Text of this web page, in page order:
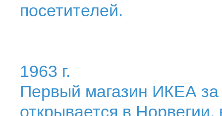
посетителей.
1963 г.
Первый магазин ИКЕА
открывается в